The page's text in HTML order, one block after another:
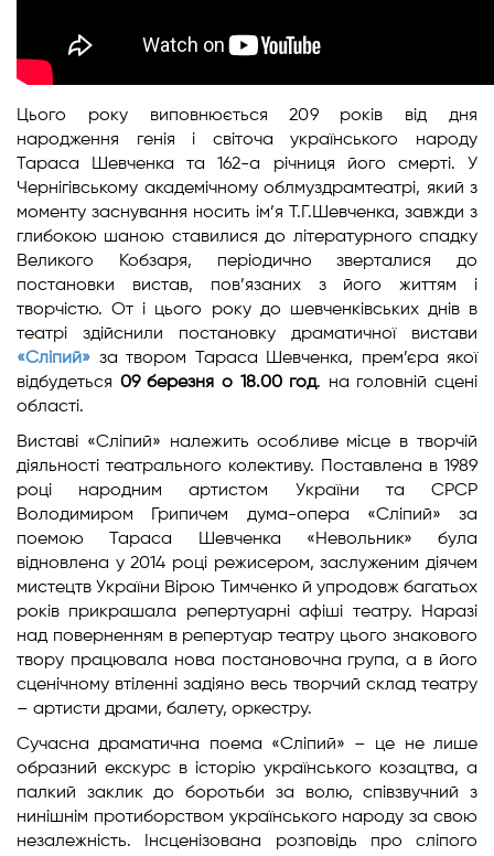
Цього року виповнюється 209 років від дня
народження генія і світоча українського народу
Тараса Шевченка та 162-а річниця його смерті. У
Чернігівському академічному облмуздрамтеатрі, який з
моменту заснування носить ім’я Т.Г.Шевченка, завжди з
глибокою шаною ставилися до літературного спадку
Великого Кобзаря, періодично зверталися до
постановки вистав, пов’язаних з його життям і
творчістю. От і цього року до шевченківських днів в
театрі здійснили постановку драматичної вистави
«Сліпий» за твором Тараса Шевченка, прем’єра якої
відбудеться 09 березня о 18.00 год. на головній сцені
області.
Виставі «Сліпий» належить особливе місце в творчій
діяльності театрального колективу. Поставлена в 1989
році народним артистом України та СРСР
Володимиром Грипичем дума-опера «Сліпий» за
поемою Тараса Шевченка «Невольник» була
відновлена у 2014 році режисером, заслуженим діячем
мистецтв України Вірою Тимченко й упродовж багатьох
років прикрашала репертуарні афіші театру. Наразі
над поверненням в репертуар театру цього знакового
твору працювала нова постановочна група, а в його
сценічному втіленні задіяно весь творчий склад театру
– артисти драми, балету, оркестру.
Сучасна драматична поема «Сліпий» – це не лише
образний екскурс в історію українського козацтва, а
палкий заклик до боротьби за волю, співзвучний з
нинішнім протиборством українського народу за свою
незалежність. Інсценізована розповідь про сліпого